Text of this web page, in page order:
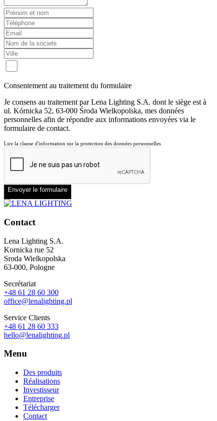
Consentement au traitement du formulaire
Je consens au traitement par Lena Lighting S.A. dont le siège est à
ul. Kórnicka 52, 63-000 Środa Wielkopolska, mes données
personnelles afin de répondre aux informations envoyées via le
formulaire de contact.
Lire la clause d'information sur la protection des données personnelles
Envoyer le formulaire
Contact
Lena Lighting S.A.
Kornicka rue 52
Sroda Wielkopolska
63-000, Pologne
Secrétariat
+48 61 28 60 300
office@lenalighting.pl
Service Clients
+48 61 28 60 333
hello@lenalighting.pl
Menu
Des produits
Réalisations
Investisseur
Entreprise
Télécharger
Contact